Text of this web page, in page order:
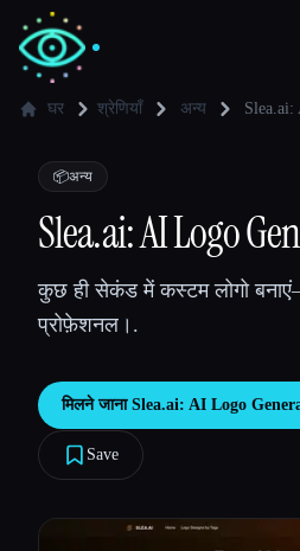
✍️लेखक
💻
🎓 विद्यार्थी
ब्लॉग
टूल्स की तुलना करें
घर श्रेणियाँ अन्य
📦अन्य
Slea.ai: AI Logo
कुछ ही सेकंड में कस्टम लोगो
प्रोफ़ेशनल।.
मिलने जाना Slea.ai: AI Logo
Save